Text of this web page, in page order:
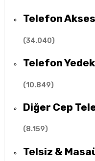
Telefon
(34.040)
Telefon
(10.849)
Diğer Cep
(8.159)
Telsiz &